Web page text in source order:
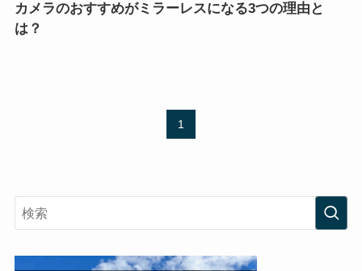
カメラのおすすめがミラーレスになる3つの理由と
は？
1